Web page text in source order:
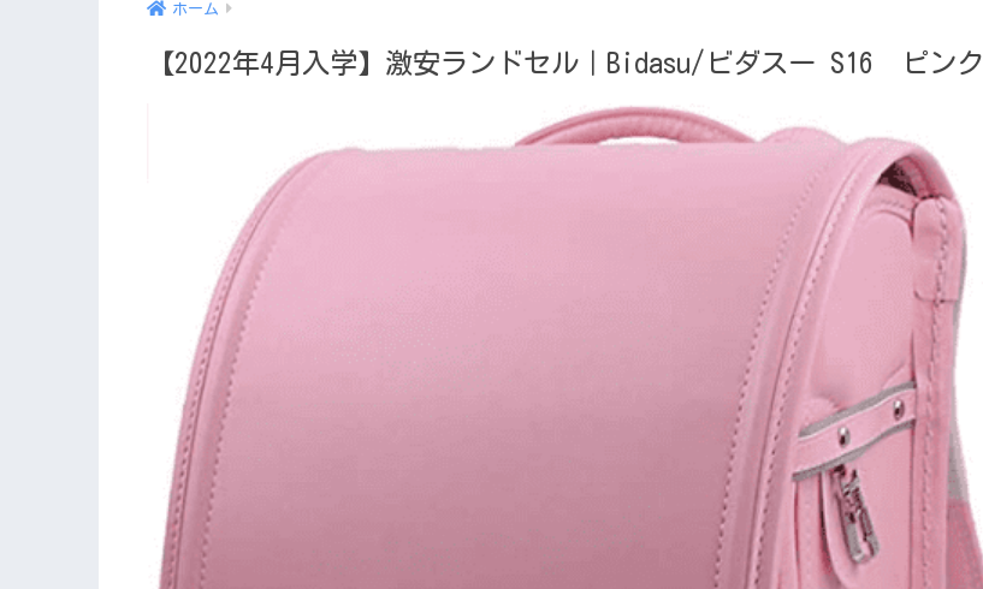
ホーム
【2022年4月入学】激安ランドセル｜Bidasu/ビダスー S16 ピンク